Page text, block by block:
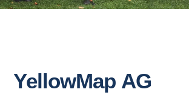
YellowMap AG